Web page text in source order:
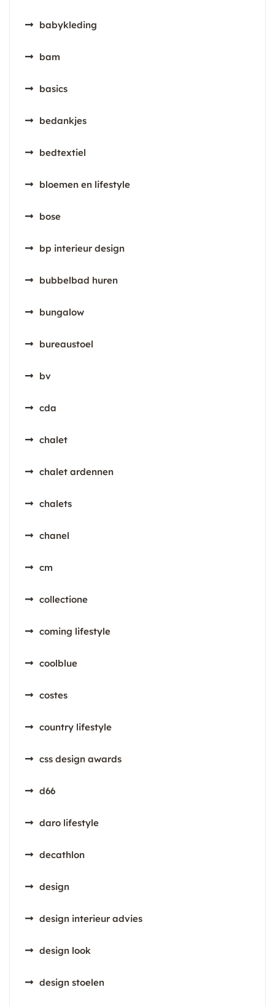
babykleding
bam
basics
bedankjes
bedtextiel
bloemen en lifestyle
bose
bp interieur design
bubbelbad huren
bungalow
bureaustoel
bv
cda
chalet
chalet ardennen
chalets
chanel
cm
collectione
coming lifestyle
coolblue
costes
country lifestyle
css design awards
d66
daro lifestyle
decathlon
design
design interieur advies
design look
design stoelen